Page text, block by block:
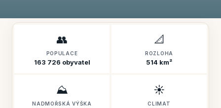
👥
POPULACE
163 726 obyvatel
📐
ROZLOHA
514 km²
⛰️
NADMOŘSKÁ VÝŠKA
☀️
CLIMAT